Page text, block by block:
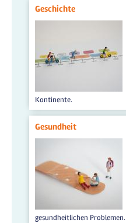
Geschichte
Kontinente.
Gesundheit
gesundheitlichen Problemen.